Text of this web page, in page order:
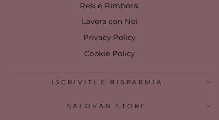
Resi e Rimborsi
Lavora con Noi
Privacy Policy
Cookie Policy
ISCRIVITI E RISPARMIA
SALOVAN STORE